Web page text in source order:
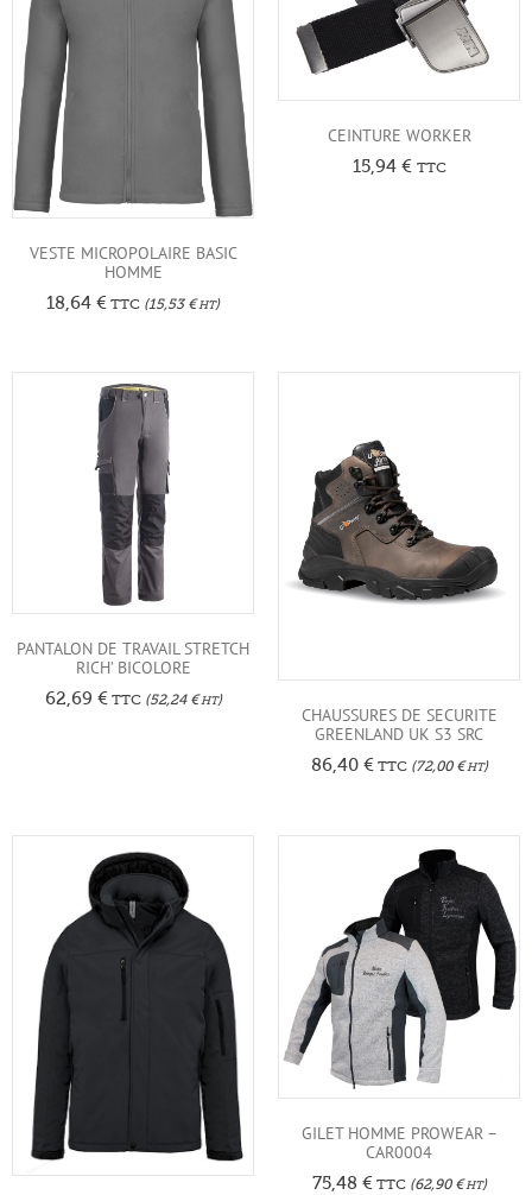
VESTE MICROPOLAIRE BASIC
HOMME
18,64 € TTC (15,53 €HT)
CEINTURE WORKER
15,94 € TTC
PANTALON DE TRAVAIL STRETCH
RICH’ BICOLORE
62,69 €TTC(52,24 €HT)
CHAUSSURES DE SECURITE
GREENLAND UK S3 SRC
86,40 €TTC(72,00 €HT)
GILET HOMME PROWEAR –
CAR0004
75,48 €TTC(62,90 €HT)